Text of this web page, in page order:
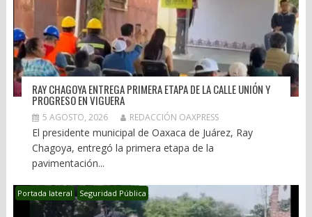
RAY CHAGOYA ENTREGA PRIMERA ETAPA DE LA CALLE UNIÓN Y
PROGRESO EN VIGUERA
5 AGOSTO, 2026 REDACCIÓN OAXPRESS
El presidente municipal de Oaxaca de Juárez, Ray
Chagoya, entregó la primera etapa de la
pavimentación...
Portada lateral Seguridad Pública